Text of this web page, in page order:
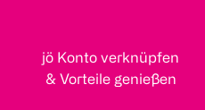
jö Konto verknüpfen
& Vorteile genießen